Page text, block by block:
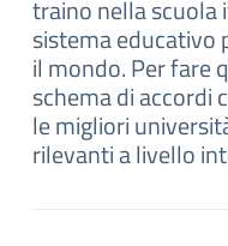
traino nella scuola
sistema educativo
il mondo. Per fare
schema di accordi
le migliori
rilevanti a livello